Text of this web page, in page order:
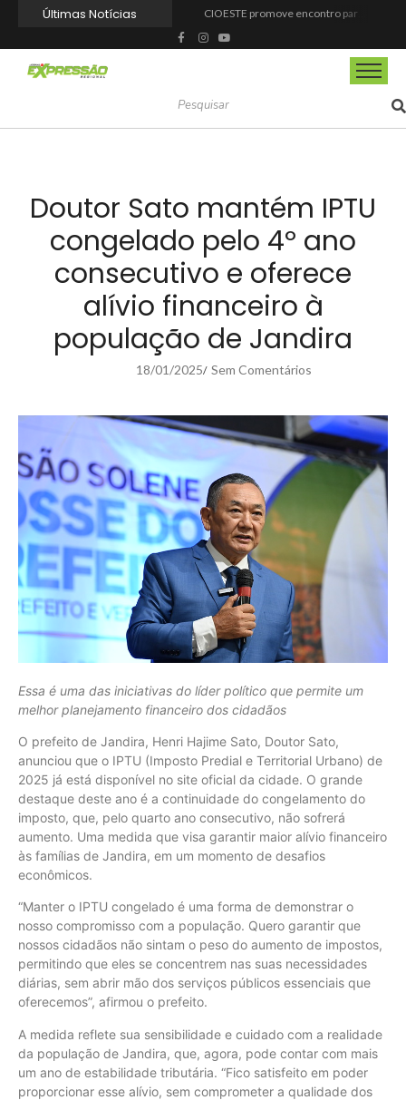
Últimas Notícias
Ferrari F355 do Anderson Dick é a mais nova atração do Parque Dream Car de São Roque (SP)
Fundação de Barueri amplia política de inclusão e lança novo projeto educacional
Projeto “O Samba da Casa 26” chega a Itapevi para valorizar a música autoral e fortalecer a cultura local
Doutor Sato mantém IPTU
congelado pelo 4º ano
consecutivo e oferece
alívio financeiro à
população de Jandira
18/01/2025/ Sem Comentários
Essa é uma das iniciativas do líder político que permite um
melhor planejamento financeiro dos cidadãos
O prefeito de Jandira, Henri Hajime Sato, Doutor Sato,
anunciou que o IPTU (Imposto Predial e Territorial Urbano) de
2025 já está disponível no site oficial da cidade. O grande
destaque deste ano é a continuidade do congelamento do
imposto, que, pelo quarto ano consecutivo, não sofrerá
aumento. Uma medida que visa garantir maior alívio financeiro
às famílias de Jandira, em um momento de desafios
econômicos.
“Manter o IPTU congelado é uma forma de demonstrar o
nosso compromisso com a população. Quero garantir que
nossos cidadãos não sintam o peso do aumento de impostos,
permitindo que eles se concentrem nas suas necessidades
diárias, sem abrir mão dos serviços públicos essenciais que
oferecemos”, afirmou o prefeito.
A medida reflete sua sensibilidade e cuidado com a realidade
da população de Jandira, que, agora, pode contar com mais
um ano de estabilidade tributária. “Fico satisfeito em poder
proporcionar esse alívio, sem comprometer a qualidade dos